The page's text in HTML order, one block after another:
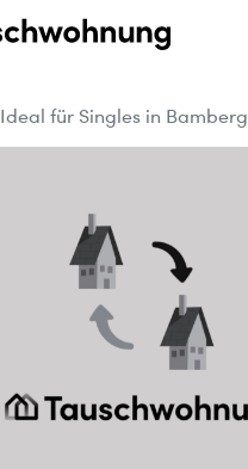
Ideal für Singles in Bamberg